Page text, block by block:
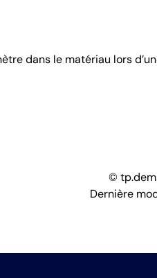
dans le matériau lors
©
Dernière